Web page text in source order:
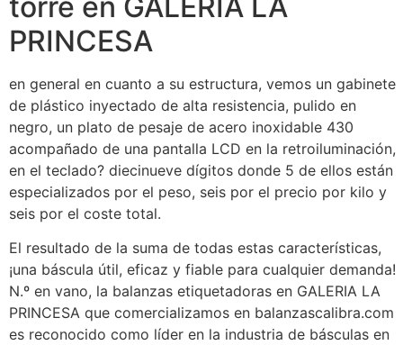
PRINCESA
en general en cuanto a su estructura, vemos un gabinete
de plástico inyectado de alta resistencia, pulido en
negro, un plato de pesaje de acero inoxidable 430
acompañado de una pantalla LCD en la retroiluminación,
en el teclado? diecinueve dígitos donde 5 de ellos están
especializados por el peso, seis por el precio por kilo y
seis por el coste total.
El resultado de la suma de todas estas características,
¡una báscula útil, eficaz y fiable para cualquier demanda!
N.º en vano, la balanzas etiquetadoras en GALERIA LA
PRINCESA que comercializamos en balanzascalibra.com
es reconocido como líder en la industria de básculas en